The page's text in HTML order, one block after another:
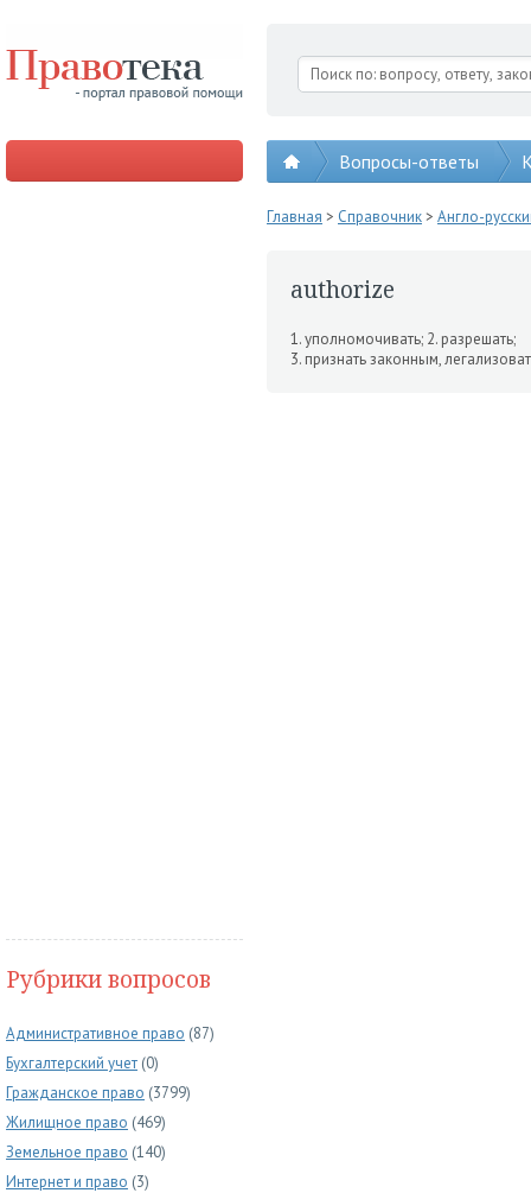
Вопросы-ответы
Рубрики вопросов
Административное право (87)
Бухгалтерский учет (0)
Гражданское право (3799)
Жилищное право (469)
Земельное право (140)
Интернет и право (3)
Главная > Справочник> Англо-
authorize
1. уполномочивать; 2. разре­шать;
3. признать законным,